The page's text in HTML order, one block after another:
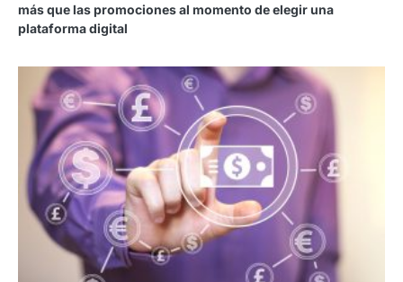
más que las promociones al momento de elegir una
plataforma digital